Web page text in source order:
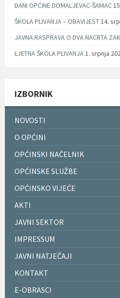
DANI OPĆINE DOMALJEVAC-ŠAMAC
ŠKOLA PLIVANJA – OBAVIJEST14.
JAVNA RASPRAVA O DVA NACRTA
LJETNA ŠKOLA PLIVANJA1. srpnja
IZBORNIK
NOVOSTI
O OPĆINI
OPĆINSKI NAČELNIK
OPĆINSKE SLUŽBE
OPĆINSKO VIJEĆE
AKTI
JAVNI SEKTOR
IMPRESSUM
JAVNI NATJEČAJI
KONTAKT
E-OBRASCI